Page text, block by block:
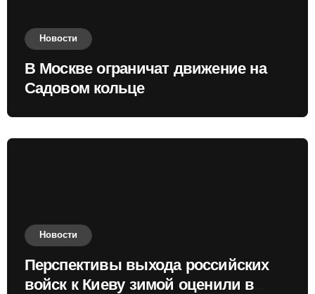
Новости
В Москве ограничат движение на
Садовом кольце
Новости
Перспективы выхода российских
войск к Киеву зимой оценили в